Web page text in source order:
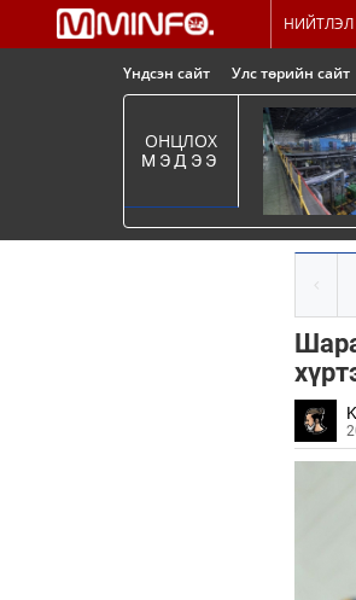
НИЙТЛЭЛ
Үндсэн сайт Улс төрийн сайт
ОНЦЛОХ
МЭДЭЭ